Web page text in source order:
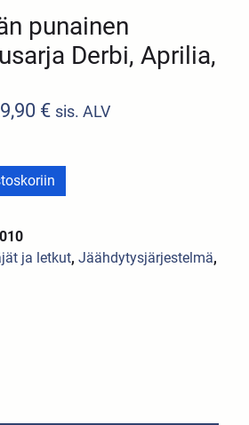
punainen
Derbi, Aprilia,
€ sis. ALV
ja letkut,Jäähdytysjärjestelmä,